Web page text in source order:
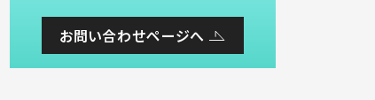
お問い合わせページへ